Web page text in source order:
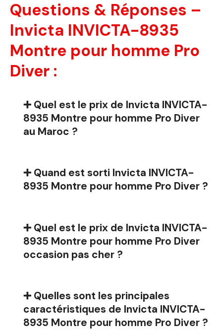
Questions & Réponses –
Invicta INVICTA-8935
Montre pour homme Pro
Diver :
➕ Quel est le prix de Invicta INVICTA-
8935 Montre pour homme Pro Diver
au Maroc ?
➕ Quand est sorti Invicta INVICTA-
8935 Montre pour homme Pro Diver ?
➕ Quel est le prix de Invicta INVICTA-
8935 Montre pour homme Pro Diver
occasion pas cher ?
➕ Quelles sont les principales
caractéristiques de Invicta INVICTA-
8935 Montre pour homme Pro Diver ?